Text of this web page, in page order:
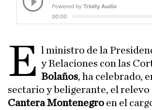
E l ministro de la
y Relaciones con las
Bolaños, ha celebrado,
sectario y beligerante, el relevo
Cantera Montenegro en el